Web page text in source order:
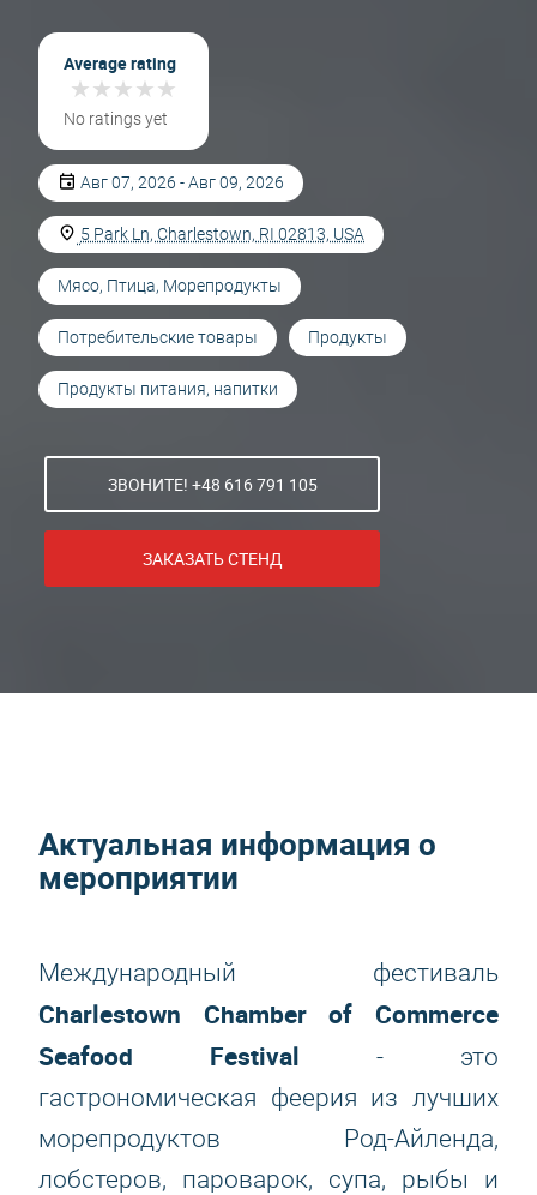
Average rating
★★★★★
★★★★★
No ratings yet
Авг 07, 2026 - Авг 09, 2026
5 Park Ln, Charlestown, RI 02813, USA
Мясо, Птица, Морепродукты
Потребительские товары Продукты
Продукты питания, напитки
ЗВОНИТЕ! +48 616 791 105
ЗАКАЗАТЬ СТЕНД
Актуальная информация о
мероприятии
Международный фестиваль
Charlestown Chamber of Commerce
Seafood Festival - это
гастрономическая феерия из лучших
морепродуктов Род-Айленда,
лобстеров, пароварок, супа, рыбы и